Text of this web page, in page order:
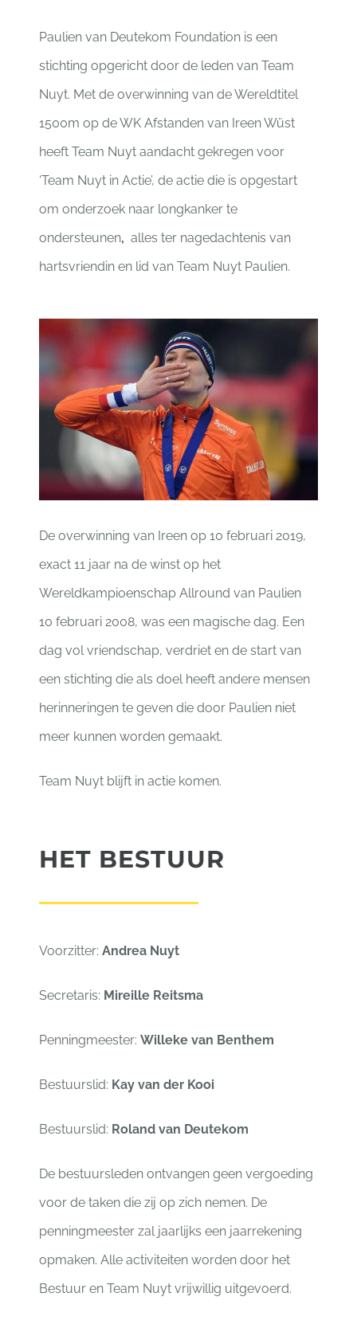
Paulien van Deutekom Foundation is een
stichting opgericht door de leden van Team
Nuyt. Met de overwinning van de Wereldtitel
1500m op de WK Afstanden van Ireen Wüst
heeft Team Nuyt aandacht gekregen voor
‘Team Nuyt in Actie’, de actie die is opgestart
om onderzoek naar longkanker te
ondersteunen, alles ter nagedachtenis van
hartsvriendin en lid van Team Nuyt Paulien.
De overwinning van Ireen op 10 februari 2019,
exact 11 jaar na de winst op het
Wereldkampioenschap Allround van Paulien
10 februari 2008, was een magische dag. Een
dag vol vriendschap, verdriet en de start van
een stichting die als doel heeft andere mensen
herinneringen te geven die door Paulien niet
meer kunnen worden gemaakt.
Team Nuyt blijft in actie komen.
HET BESTUUR
Voorzitter:Andrea Nuyt
Secretaris: Mireille Reitsma
Penningmeester:Willeke van Benthem
Bestuurslid: Kay van der Kooi
Bestuurslid: Roland van Deutekom
De bestuursleden ontvangen geen vergoeding
voor de taken die zij op zich nemen. De
penningmeester zal jaarlijks een jaarrekening
opmaken. Alle activiteiten worden door het
Bestuur en Team Nuyt vrijwillig uitgevoerd.